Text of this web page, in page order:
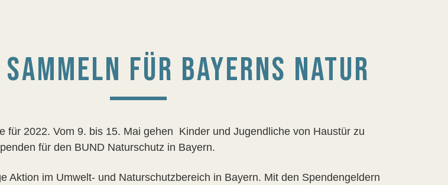
FÜR BAYERNS NATUR
für 2022. Vom 9. bis 15. Mai gehen Kinder und Jugendliche von Haustür zu
für den BUND Naturschutz in Bayern.
Aktion im Umwelt- und Naturschutzbereich in Bayern. Mit den Spendengeldern